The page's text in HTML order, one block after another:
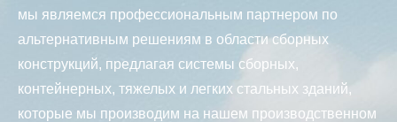
мы являемся профессиональным партнером по
альтернативным решениям в области сборных
конструкций, предлагая системы сборных,
контейнерных, тяжелых и легких стальных зданий,
которые мы производим на нашем производственном